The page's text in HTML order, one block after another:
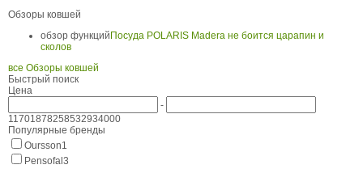
Обзоры ковшей
обзор функцийПосуда POLARIS Madera не боится царапин и
сколов
все Обзоры ковшей
Быстрый поиск
Цена
-
11701878258532934000
Популярные бренды
Oursson1
Pensofal3